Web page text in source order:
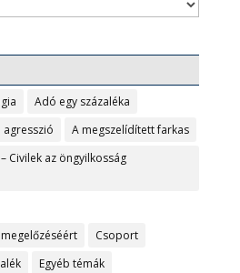
Adó egy százaléka
agresszió
A megszelídített farkas
Civilek az öngyilkosság
Csoport
Egyéb témák